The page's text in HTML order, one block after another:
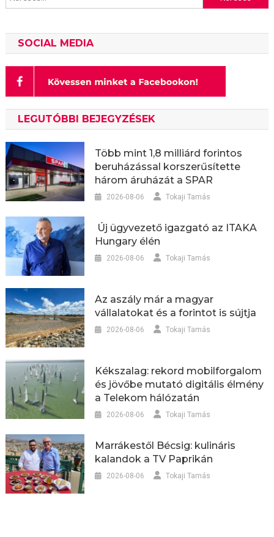
SOCIAL MEDIA
LEGUTÓBBI BEJEGYZÉSEK
Több mint 1,8 milliárd forintos
beruházással korszerűsítette
három áruházát a SPAR
2026-08-06 Tokaji Tamás
Új ügyvezető igazgató az ITAKA
Hungary élén
2026-08-06 Tokaji Tamás
Az aszály már a magyar
vállalatokat és a forintot is sújtja
2026-08-06 Tokaji Tamás
Kékszalag: rekord mobilforgalom
és jövőbe mutató digitális élmény
a Telekom hálózatán
2026-08-06 Tokaji Tamás
Marrákestől Bécsig: kulináris
kalandok a TV Paprikán
2026-08-06 Tokaji Tamás